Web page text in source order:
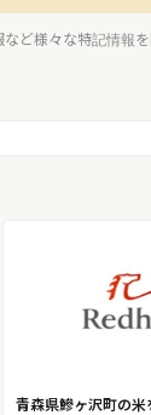
ど様々な特記情報
青森県鰺ヶ沢町の